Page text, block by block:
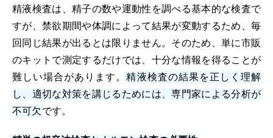
精液検査は、精子の数や運動性を調べる基本的な検査で
すが、禁欲期間や体調によって結果が変動するため、毎
回同じ結果が出るとは限りません。そのため、単に市販
のキットで測定するだけでは、十分な情報を得ることが
難しい場合があります。精液検査の結果を正しく理解
し、適切な対策を講じるためには、専門家による分析が
不可欠 です。